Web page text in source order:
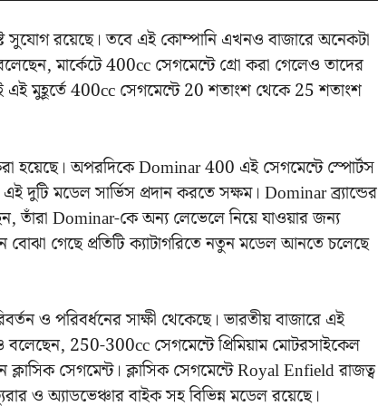
সুযোগ রয়েছে। তবে এই কোম্পানি এখনও বাজারে অনেকটা
মার্কেটে 400cc সেগমেন্টে গ্রো করা গেলেও তাদের
মুহূর্তে 400cc সেগমেন্টে 20 শতাংশ থেকে 25 শতাংশ
হয়েছে। অপরদিকে Dominar 400 এই সেগমেন্টে স্পোর্টস
দুটি মডেল সার্ভিস প্রদান করতে সক্ষম। Dominar ব্র্যান্ডের
তাঁরা Dominar-কে অন্য লেভেলে নিয়ে যাওয়ার জন্য
বোঝা গেছে প্রতিটি ক্যাটাগরিতে নতুন মডেল আনতে চলেছে
ও পরিবর্ধনের সাক্ষী থেকেছে। ভারতীয় বাজারে এই
250-300cc সেগমেন্টে প্রিমিয়াম মোটরসাইকেল
সেগমেন্ট। ক্লাসিক সেগমেন্টে Royal Enfield রাজত্ব
ও অ্যাডভেঞ্চার বাইক সহ বিভিন্ন মডেল রয়েছে।